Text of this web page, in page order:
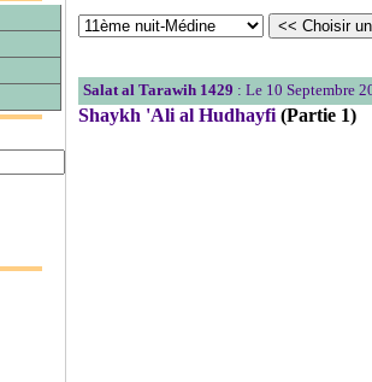
Salat al Tarawih 1429 : Le 10 Septembre
Shaykh 'Ali al Hudhayfi (Partie 1)